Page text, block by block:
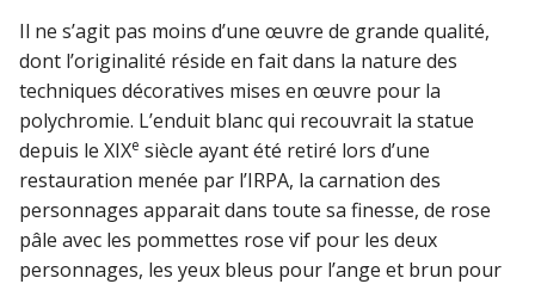
Il ne s’agit pas moins d’une œuvre de grande qualité,
dont l’originalité réside en fait dans la nature des
techniques décoratives mises en œuvre pour la
polychromie. L’enduit blanc qui recouvrait la statue
depuis le XIXe siècle ayant été retiré lors d’une
restauration menée par l’IRPA, la carnation des
personnages apparait dans toute sa finesse, de rose
pâle avec les pommettes rose vif pour les deux
personnages, les yeux bleus pour l’ange et brun pour